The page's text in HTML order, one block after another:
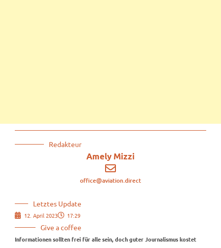
Redakteur
Amely Mizzi
office@aviation.direct
Letztes Update
12. April 2023 17:29
Give a coffee
Informationen sollten frei für alle sein, doch guter Journalismus kostet